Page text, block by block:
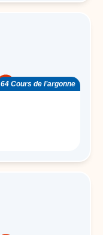
64 Cours de l’argonne